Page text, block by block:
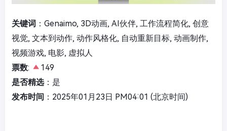
关键词 ：Genaimo, 3D动画, AI伙伴, 工作流程简化, 创意
视觉, 文本到动作, 动作风格化, 自动重新目标, 动画制作,
视频游戏, 电影, 虚拟人
票数:
149
是否精选：是
发布时间 ：2025年01月23日 PM04:01 (北京时间)